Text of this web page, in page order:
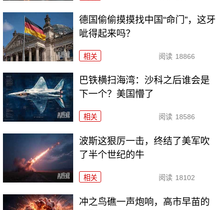
德国偷偷摸摸找中国“命门”，这牙
呲得起来吗？
相关 阅读 18866
巴铁横扫海湾：沙科之后谁会是
下一个？美国懵了
相关 阅读 18586
波斯这狠厉一击，终结了美军吹
了半个世纪的牛
相关 阅读 18102
冲之鸟礁一声炮响，高市早苗的